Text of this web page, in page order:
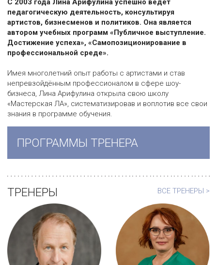
С 2003 года Лина Арифулина успешно ведет
педагогическую деятельность, консультируя
артистов, бизнесменов и политиков. Она является
автором учебных программ «Публичное выступление.
Достижение успеха», «Самопозиционирование в
профессиональной среде».
Имея многолетний опыт работы с артистами и став
непревзойдённым профессионалом в сфере шоу-
бизнеса, Лина Арифулина открыла свою школу
«Мастерская ЛА», систематизировав и воплотив все свои
знания в программе обучения.
ПРОГРАММЫ ТРЕНЕРА
ВСЕ ТРЕНЕРЫ >
ТРЕНЕРЫ